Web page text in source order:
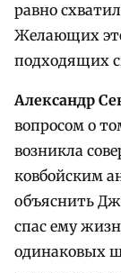
равно
Желающих
подходящих
Александр
вопросом о
возникла
ковбойским
объяснить
спас ему
одинаковых